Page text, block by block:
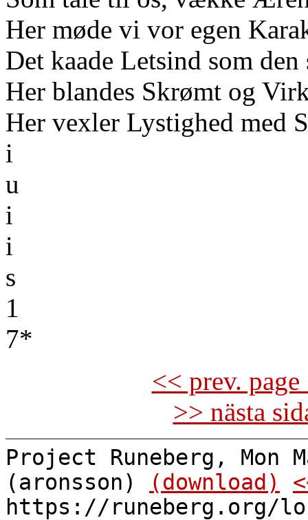
Her møde vi vor egen
Det kaade Letsind som
Her blandes Skrømt og
Her vexler Lystighed med
i
u
i
i
s
1
7*
<< prev.
>> nästa
Project Runeberg, Mon
(aronsson)
(download)
https://runeberg.org/